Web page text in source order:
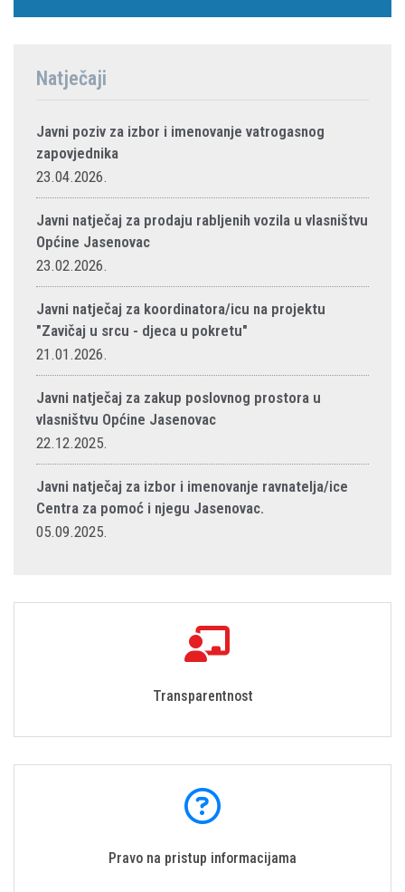
Natječaji
Javni poziv za izbor i imenovanje vatrogasnog
zapovjednika
23.04.2026.
Javni natječaj za prodaju rabljenih vozila u vlasništvu
Općine Jasenovac
23.02.2026.
Javni natječaj za koordinatora/icu na projektu
"Zavičaj u srcu - djeca u pokretu"
21.01.2026.
Javni natječaj za zakup poslovnog prostora u
vlasništvu Općine Jasenovac
22.12.2025.
Javni natječaj za izbor i imenovanje ravnatelja/ice
Centra za pomoć i njegu Jasenovac.
05.09.2025.
Transparentnost
Pravo na pristup informacijama